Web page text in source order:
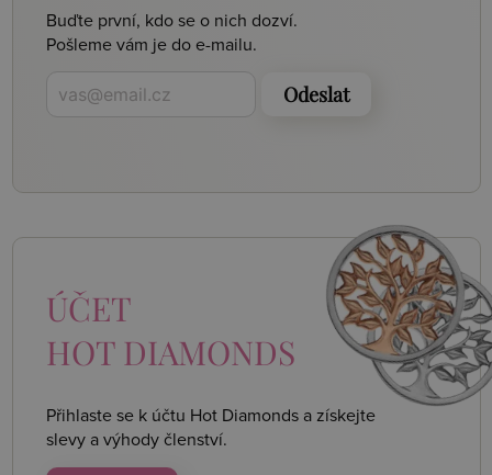
Buďte první, kdo se o nich dozví.
Pošleme vám je do e-mailu.
Odeslat
ÚČET
HOT DIAMONDS
Přihlaste se k účtu Hot Diamonds a získejte
slevy a výhody členství.